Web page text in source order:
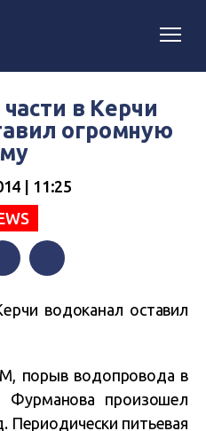
в Керчи
огромную
| 11:25
водоканал оставил
порыв водопровода в
произошел
Периодически питьевая